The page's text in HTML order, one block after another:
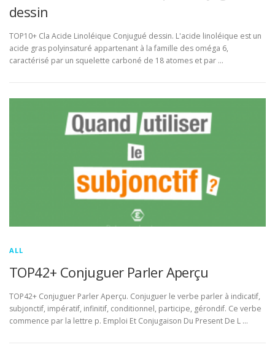
dessin
TOP10+ Cla Acide Linoléique Conjugué dessin. L'acide linoléique est un
acide gras polyinsaturé appartenant à la famille des oméga 6,
caractérisé par un squelette carboné de 18 atomes et par …
ALL
TOP42+ Conjuguer Parler Aperçu
TOP42+ Conjuguer Parler Aperçu. Conjuguer le verbe parler à indicatif,
subjonctif, impératif, infinitif, conditionnel, participe, gérondif. Ce verbe
commence par la lettre p. Emploi Et Conjugaison Du Present De L …